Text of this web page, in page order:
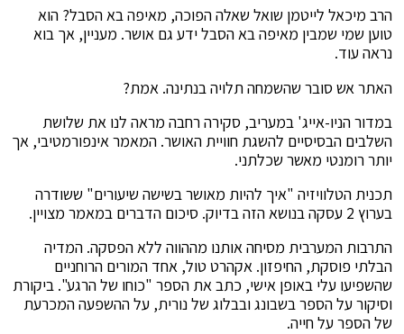
הרב מיכאל לייטמן שואל שאלה הפוכה, מאיפה בא הסבל? הוא
טוען שמי שמבין מאיפה בא הסבל ידע גם אושר. מעניין, אך בוא
נראה עוד.
האתר אש סובר שהשמחה תלויה בנתינה. אמת?
במדור הניו-אייג' במעריב, סקירה רחבה מראה לנו את שלושת
השלבים הבסיסיים להשגת חוויית האושר. המאמר אינפורמטיבי, אך
יותר רומנטי מאשר שכלתני.
תכנית הטלוויזיה "איך להיות מאושר בשישה שיעורים" ששודרה
בערוץ 2 עסקה בנושא הזה בדיוק. סיכום הדברים במאמר מצויין.
התרבות המערבית מסיחה אותנו מההווה ללא הפסקה. המדיה
הבלתי פוסקת, החיפזון. אקהרט טול, אחד המורים הרוחניים
שהשפיעו עלי באופן אישי, כתב את הספר "כוחו של הרגע". ביקורת
וסיקור על הספר בשבונג ובבלוג של נורית, על ההשפעה המכרעת
של הספר על חייה.